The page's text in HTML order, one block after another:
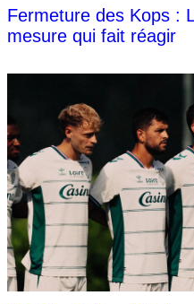
Fermeture des Kops :
mesure qui fait réagir